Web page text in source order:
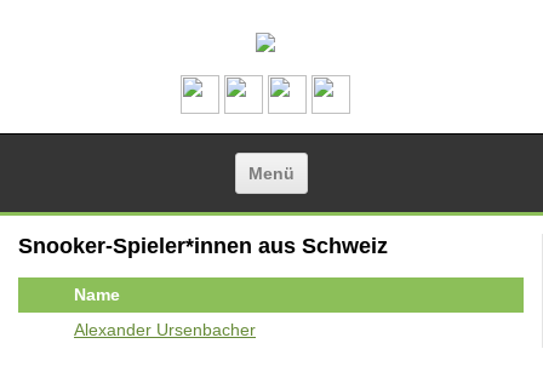
Menü
Snooker-Spieler*innen aus Schweiz
Name
Alexander Ursenbacher